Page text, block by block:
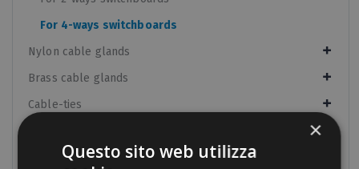
For 4-ways switchboards
Nylon cable glands
Brass cable glands
Cable-ties
Panel boards components
×
Questo sito web utilizza